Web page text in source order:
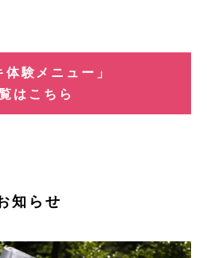
体験メニュー」
はこちら
知らせ